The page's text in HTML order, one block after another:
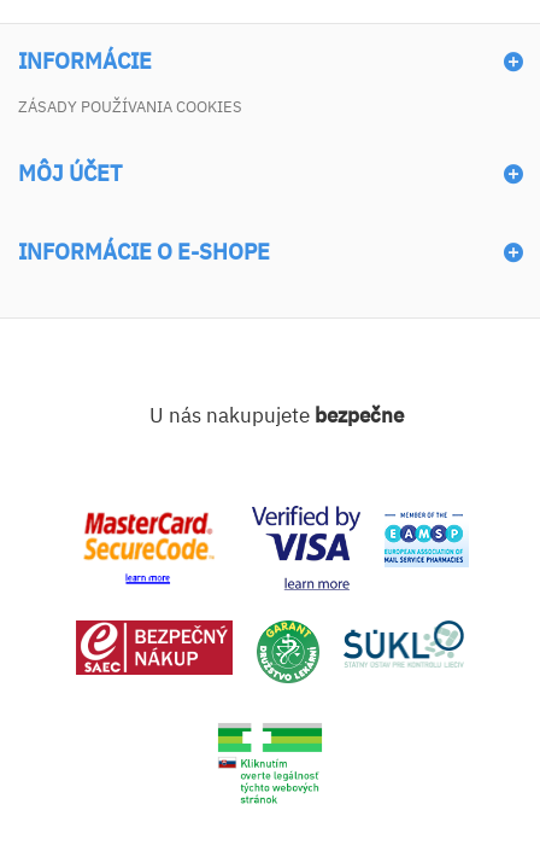
INFORMÁCIE
ZÁSADY POUŽÍVANIA COOKIES
MÔJ ÚČET
INFORMÁCIE O E-SHOPE
U nás nakupujete bezpečne